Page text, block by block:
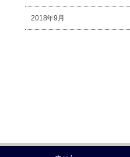
2018年9月